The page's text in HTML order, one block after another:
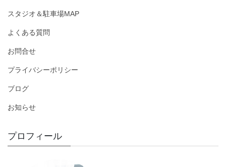
スタジオ＆駐車場MAP
よくある質問
お問合せ
プライバシーポリシー
ブログ
お知らせ
プロフィール